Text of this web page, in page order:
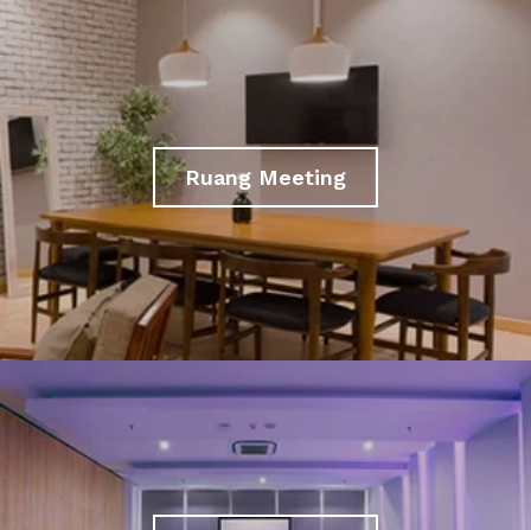
Ruang Meeting